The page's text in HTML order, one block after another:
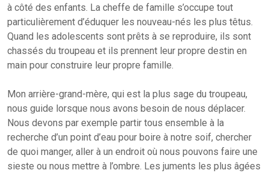
à côté des enfants. La cheffe de famille s’occupe tout
particulièrement d’éduquer les nouveau-nés les plus têtus.
Quand les adolescents sont prêts à se reproduire, ils sont
chassés du troupeau et ils prennent leur propre destin en
main pour construire leur propre famille.
Mon arrière-grand-mère, qui est la plus sage du troupeau,
nous guide lorsque nous avons besoin de nous déplacer.
Nous devons par exemple partir tous ensemble à la
recherche d’un point d’eau pour boire à notre soif, chercher
de quoi manger, aller à un endroit où nous pouvons faire une
sieste ou nous mettre à l’ombre. Les juments les plus âgées